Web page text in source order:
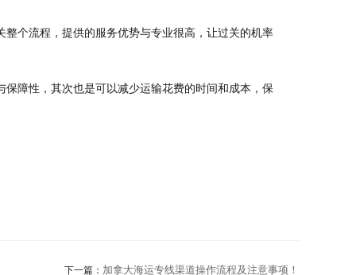
个流程，提供的服务优势与专业很高，让过关的机率
障性，其次也是可以减少运输花费的时间和成本，保
下一篇： 加拿大海运专线渠道操作流程及注意事项！